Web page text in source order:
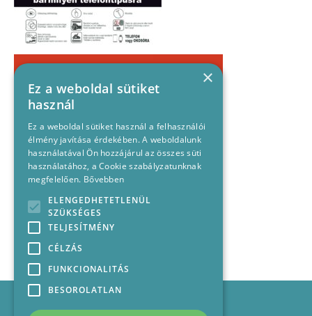
Médiajánlat
×
Ez a weboldal sütiket
használ
Ez a weboldal sütiket használ a felhasználói
élmény javítása érdekében. A weboldalunk
használatával Ön hozzájárul az összes süti
használatához, a Cookie szabályzatunknak
megfelelően. Bővebben
ELENGEDHETETLENÜL
SZÜKSÉGES
TELJESÍTMÉNY
CÉLZÁS
FUNKCIONALITÁS
BESOROLATLAN